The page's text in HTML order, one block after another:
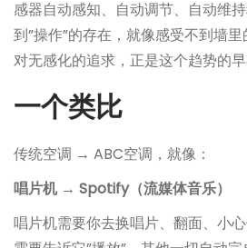
感器自动感知、自动调节、自动维
到”操作”的存在，就像感受不到墙
对无感化的追求，正是这个趋势的早
一个类比
传统空调 → ABC空调，就像：
唱片机 → Spotify（流媒体音乐）
唱片机需要你去换唱片、翻面、小